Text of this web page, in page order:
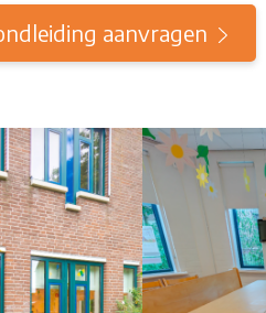
aanvragen